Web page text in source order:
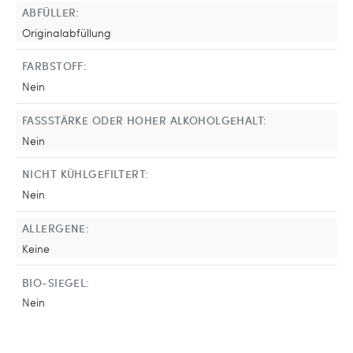
ABFÜLLER:
Originalabfüllung
FARBSTOFF:
Nein
FASSSTÄRKE ODER HOHER ALKOHOLGEHALT:
Nein
NICHT KÜHLGEFILTERT:
Nein
ALLERGENE:
Keine
BIO-SIEGEL:
Nein